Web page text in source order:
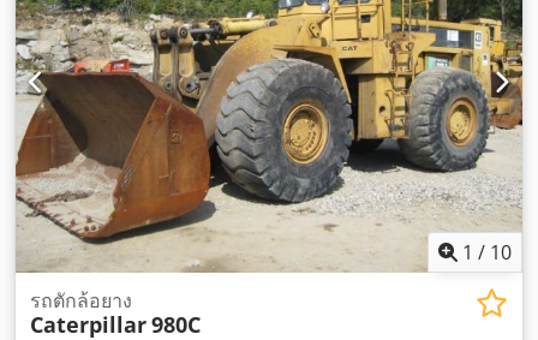
1 / 10
รถตักล้อยาง
Caterpillar980C